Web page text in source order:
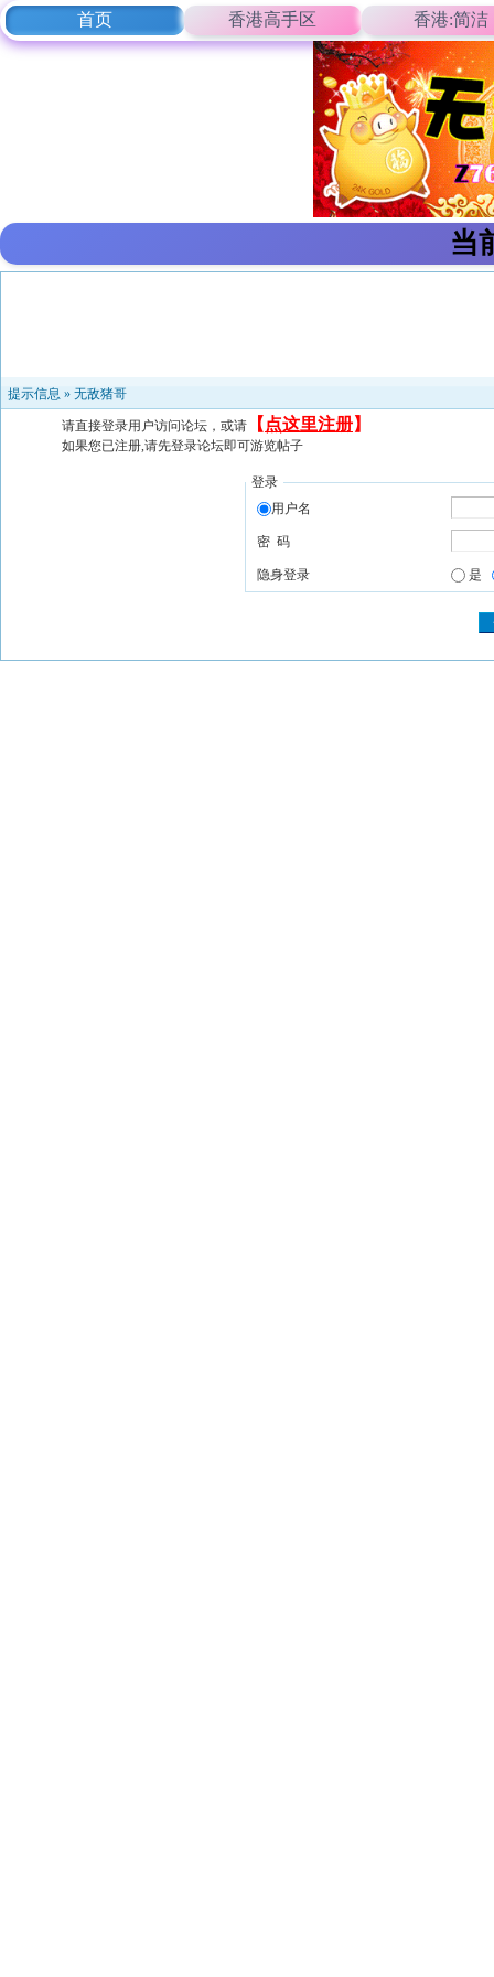
首页 香港高手区 香港:简洁
当
提示信息 » 无敌猪哥
请直接登录用户访问论坛，或请 【 点这里注册】
如果您已注册,请先登录论坛即可游览帖子
登录
用户名
密 码
隐身登录 是